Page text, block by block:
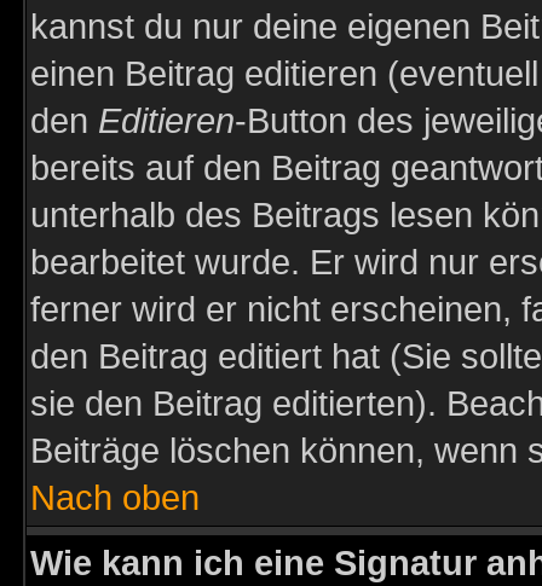
kannst du nur deine eigenen
einen Beitrag editieren
den Editieren-Button des
bereits auf den Beitrag
unterhalb des Beitrags lesen
bearbeitet wurde. Er wird nur
ferner wird er nicht erscheinen,
den Beitrag editiert hat (Sie
sie den Beitrag editierten).
Beiträge löschen können, wenn
Nach oben
Wie kann ich eine Signatur